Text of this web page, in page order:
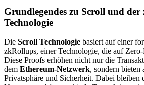
Grundlegendes zu Scroll und der
Technologie
Die Scroll Technologie basiert auf einer
zkRollups, einer Technologie, die auf
Diese Proofs erhöhen nicht nur die
dem Ethereum-Netzwerk, sondern bieten
Privatsphäre und Sicherheit. Dabei bleiben